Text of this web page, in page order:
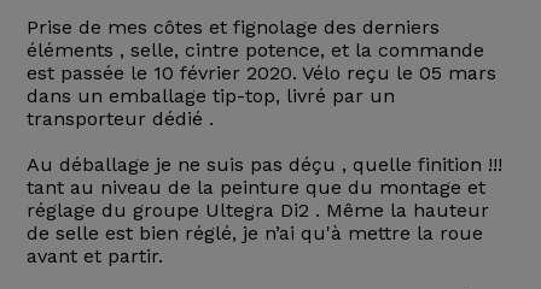
Prise de mes côtes et fignolage des derniers
éléments , selle, cintre potence, et la commande
est passée le 10 février 2020. Vélo reçu le 05 mars
dans un emballage tip-top, livré par un
transporteur dédié .
Au déballage je ne suis pas déçu , quelle finition !!!
tant au niveau de la peinture que du montage et
réglage du groupe Ultegra Di2 . Même la hauteur
de selle est bien réglé, je n’ai qu'à mettre la roue
avant et partir.